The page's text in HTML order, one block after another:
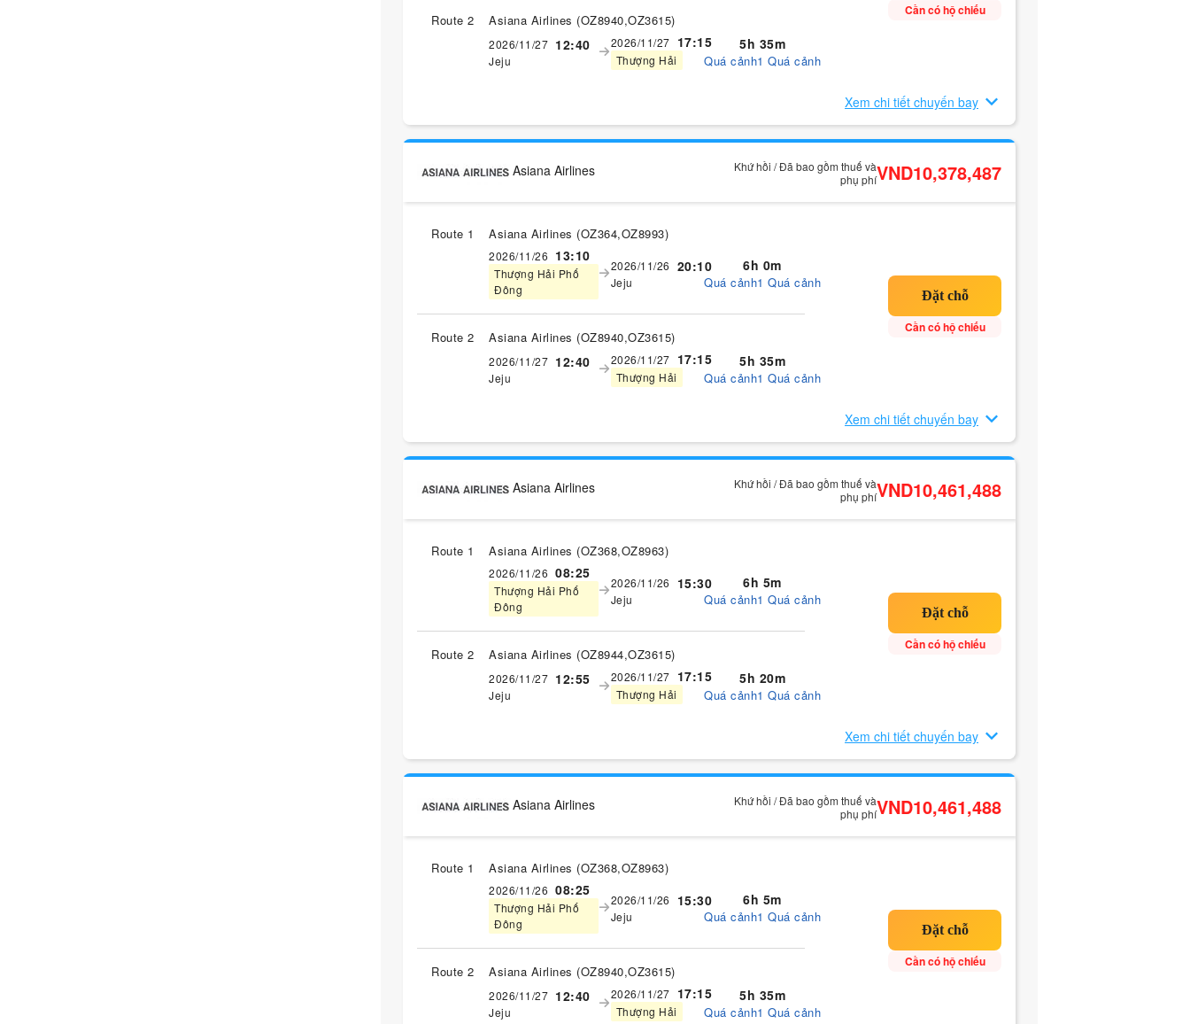
Route 2 Asiana Airlines (OZ8940,OZ3615)
2026/11/27 12:40
Jeju
2026/11/27 17:15
Thượng Hải
5h 35m
Quá cảnh1 Quá cảnh
Cần có hộ chiếu
Xem chi tiết chuyến bay
Asiana Airlines
Khứ hồi / Đã bao gồm thuế và
phụ phíVND10,378,487
Route 1 Asiana Airlines (OZ364,OZ8993)
2026/11/26 13:10
Thượng Hải Phố
Đông
2026/11/26 20:10
Jeju
6h 0m
Quá cảnh1 Quá cảnh
Route 2 Asiana Airlines (OZ8940,OZ3615)
2026/11/27 12:40
Jeju
2026/11/27 17:15
Thượng Hải
5h 35m
Quá cảnh1 Quá cảnh
Cần có hộ chiếu
Xem chi tiết chuyến bay
Asiana Airlines
Khứ hồi / Đã bao gồm thuế và
phụ phíVND10,461,488
Route 1 Asiana Airlines (OZ368,OZ8963)
2026/11/26 08:25
Thượng Hải Phố
Đông
2026/11/26 15:30
Jeju
6h 5m
Quá cảnh1 Quá cảnh
Route 2 Asiana Airlines (OZ8944,OZ3615)
2026/11/27 12:55
Jeju
2026/11/27 17:15
Thượng Hải
5h 20m
Quá cảnh1 Quá cảnh
Cần có hộ chiếu
Xem chi tiết chuyến bay
Asiana Airlines
Khứ hồi / Đã bao gồm thuế và
phụ phíVND10,461,488
Route 1 Asiana Airlines (OZ368,OZ8963)
2026/11/26 08:25
Thượng Hải Phố
Đông
2026/11/26 15:30
Jeju
6h 5m
Quá cảnh1 Quá cảnh
Route 2 Asiana Airlines (OZ8940,OZ3615)
2026/11/27 12:40
Jeju
2026/11/27 17:15
Thượng Hải
5h 35m
Quá cảnh1 Quá cảnh
Cần có hộ chiếu